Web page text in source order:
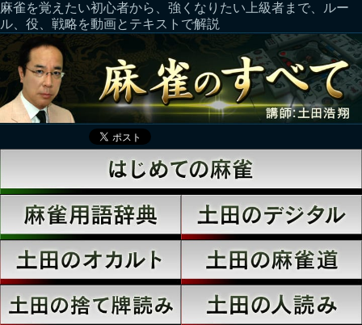
麻雀を覚えたい初心者から、強くなりたい上級者まで、ルー
ル、役、戦略を動画とテキストで解説